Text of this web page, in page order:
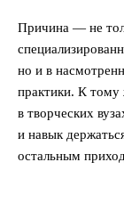
Причина — не
но и в
практики. К тому
в творческих
и навык
остальным